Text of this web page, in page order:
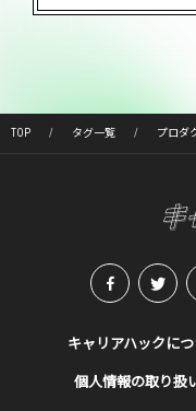
TOP タグ一覧 プロダ
キャリアハックに
個人情報の取り扱